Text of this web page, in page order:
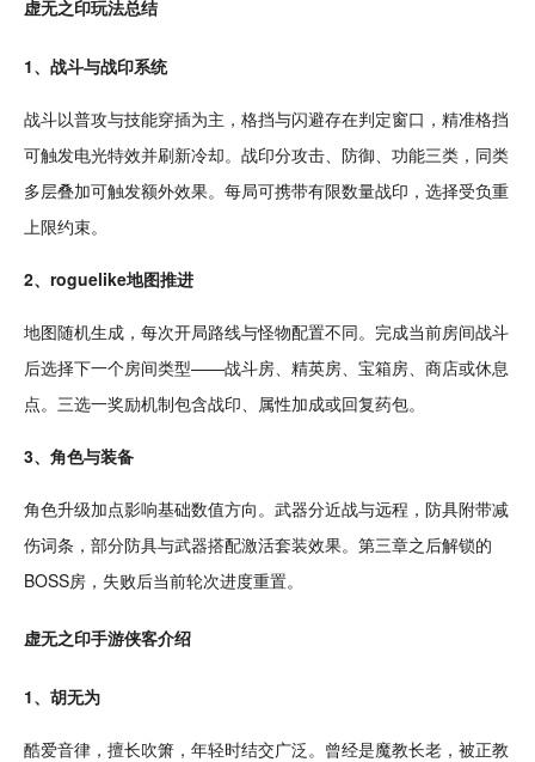
虚无之印玩法总结
1、 战斗与战印系统
战斗以普攻与技能穿插为主，格挡与闪避存在判定窗口，精准格挡
可触发电光特效并刷新冷却。战印分攻击、防御、功能三类，同类
多层叠加可触发额外效果。每局可携带有限数量战印，选择受负重
上限约束。
2、 roguelike地图推进
地图随机生成，每次开局路线与怪物配置不同。完成当前房间战斗
后选择下一个房间类型——战斗房、精英房、宝箱房、商店或休息
点。三选一奖励机制包含战印、 属性加成或回复药包。
3、 角色与装备
角色升级加点影响基础数值方向。武器分近战与远程，防具附带减
伤词条，部分防具与武器搭配激活套装效果。第三章之后解锁的
BOSS房，失败后当前轮次进度重置。
虚无之印手游侠客介绍
1、胡无为
酷爱音律，擅长吹箫，年轻时结交广泛。曾经是魔教长老，被正教